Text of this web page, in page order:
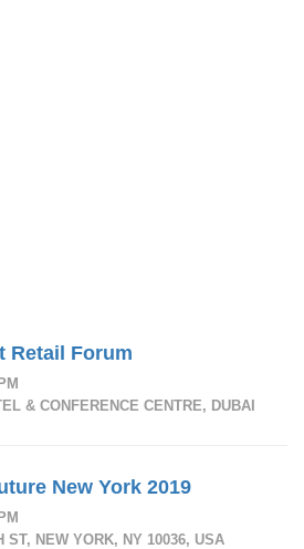
Retail Forum
& CONFERENCE CENTRE, DUBAI
New York 2019
ST, NEW YORK, NY 10036, USA